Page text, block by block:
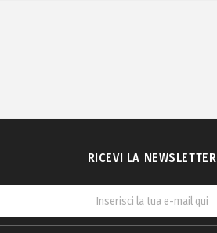
RICEVI LA NEWSLETTER